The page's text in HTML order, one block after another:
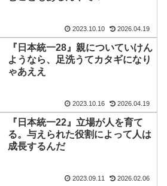
2023.10.10 2026.04.19
『日本統一28』親についていけん
ようなら、足洗うてカタギになり
ゃあええ
2023.10.16 2026.04.19
『日本統一22』立場が人を育て
る。与えられた役割によって人は
成長するんだ
2023.09.11 2026.02.06